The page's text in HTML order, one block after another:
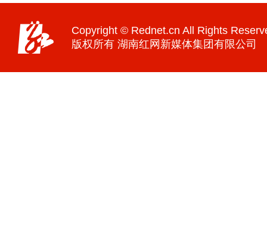
Copyright © Rednet.cn All Rights
版权所有 湖南红网新媒体集团有限公司